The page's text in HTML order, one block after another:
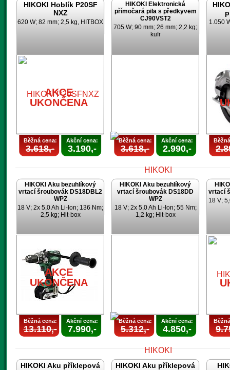
HIKOKI Hoblík P20SF
NXZ
620 W; 82 mm; 2,5 kg, HITBOX
AKCE
UKONČENA
Běžná cena:
3.618,-
Akční cena:
3.190,-
HIKOKI Elektronická
přímočará pila s předkyvem
CJ90VST2
705 W; 90 mm; 26 mm; 2,2 kg;
kufr
Běžná cena:
3.618,-
Akční cena:
2.990,-
1.050
HIKOKI Aku bezuhlíkový
vrtací šroubovák DS18DBL2
WPZ
18 V; 2x 5,0 Ah Li-Ion; 136 Nm;
2,5 kg; Hit-box
AKCE
UKONČENA
Běžná cena:
13.110,-
Akční cena:
7.990,-
HIKOKI Aku bezuhlíkový
vrtací šroubovák DS18DD
WPZ
18 V; 2x 5,0 Ah Li-Ion; 55 Nm;
1,2 kg; Hit-box
Běžná cena:
5.312,-
Akční cena:
4.850,-
vrtací
18 V;
HIKOKI Aku příklepová
HIKOKI Aku příklepová